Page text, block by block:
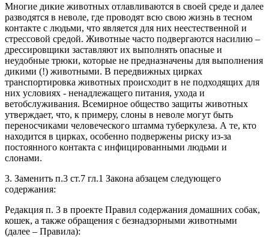
Многие дикие животных отлавливаются в своей среде и далее
разводятся в неволе, где проводят всю свою жизнь в тесном
контакте с людьми, что является для них неестественной и
стрессовой средой. Животные часто подвергаются насилию –
дрессировщики заставляют их выполнять опасные и
неудобные трюки, которые не предназначены для выполнения
дикими (!) животными. В передвижных цирках
транспортировка животных происходит в не подходящих для
них условиях - ненадлежащего питания, ухода и
ветобслуживания. Всемирное общество защиты животных
утверждает, что, к примеру, слоны в неволе могут быть
переносчиками человеческого штамма туберкулеза. А те, кто
находится в цирках, особенно подвержены риску из-за
постоянного контакта с инфицированными людьми и
слонами.
3. Заменить п.3 ст.7 гл.1 Закона абзацем следующего
содержания:
Редакция п. 3 в проекте Правил содержания домашних собак,
кошек, а также обращения с безнадзорными животными
(далее – Правила):